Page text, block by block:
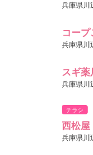
兵庫県川
コー
兵庫県川
スギ薬
兵庫県川
チラシ
西松屋
兵庫県川